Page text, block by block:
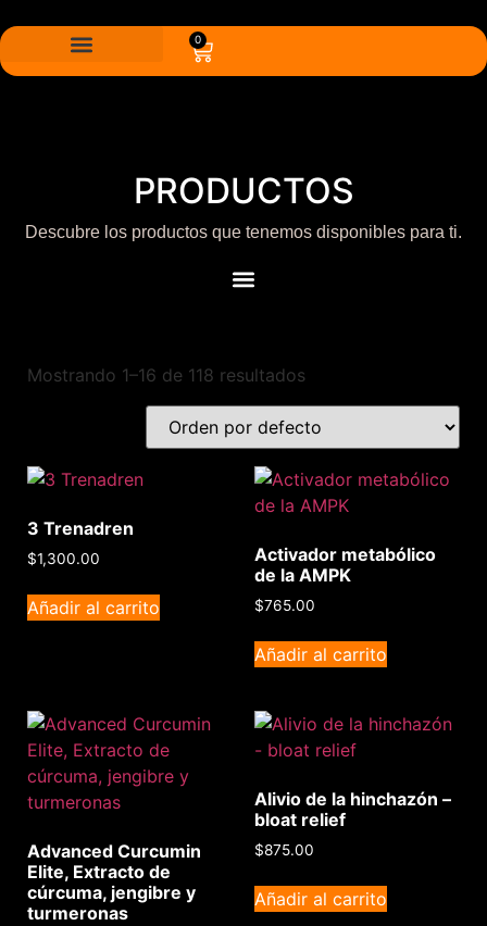
0
PRODUCTOS
Descubre los productos que tenemos disponibles para ti.
Mostrando 1–16 de 118 resultados
3 Trenadren
$1,300.00
Añadir al carrito
Activador metabólico
de la AMPK
$765.00
Añadir al carrito
Advanced Curcumin
Elite, Extracto de
cúrcuma, jengibre y
turmeronas
Alivio de la hinchazón –
bloat relief
$875.00
Añadir al carrito